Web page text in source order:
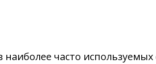
наиболее часто